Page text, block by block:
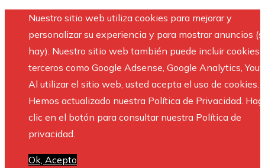
Nuestro sitio web utiliza cookies para mejorar y
personalizar su experiencia y para mostrar anuncios
hay). Nuestro sitio web también puede incluir cookies
terceros como Google Adsense, Google Analytics,
Al utilizar el sitio web, usted acepta el uso de cookies.
Hemos actualizado nuestra Política de Privacidad.
clic en el botón para consultar nuestra Política de
privacidad.
Ok, Acepto